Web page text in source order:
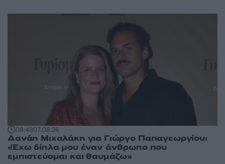
08:4307.08.26
Δανάη Μιχαλάκη για Γιώργο Παπαγεωργίου:
«Έχω δίπλα μου έναν άνθρωπο που
εμπιστεύομαι και θαυμάζω»